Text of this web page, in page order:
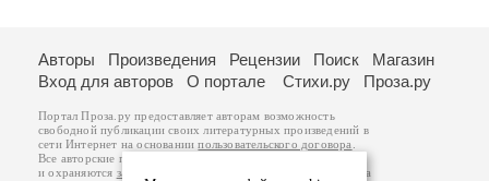
Авторы Произведения Рецензии Поиск
Магазин
Вход для авторов
О портале Стихи.ру Проза.ру
Портал Проза.ру предоставляет авторам возможность
свободной публикации своих литературных произведений в
сети Интернет на основаниипользовательского договора
Все авторские права на произведения принадлежат авторам
и охраняются законом . Перепечатка произведений возможна